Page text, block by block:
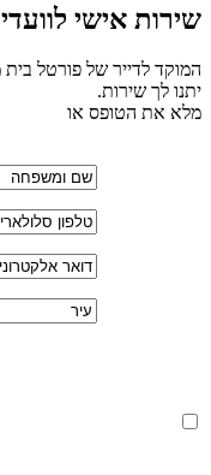
שירות אישי
המוקד לדייר של פורטל בית
יתנו לך שירות.
מלא את הטופס או